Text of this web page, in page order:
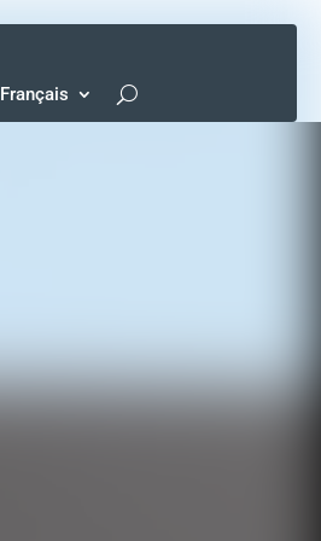
Français